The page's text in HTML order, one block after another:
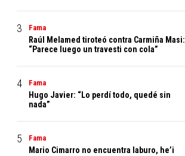
Fama
Raúl Melamed tiroteó contra Carmiña Masi:
“Parece luego un travesti con cola”
Fama
Hugo Javier: “Lo perdí todo, quedé sin
nada”
Fama
Mario Cimarro no encuentra laburo, he’i